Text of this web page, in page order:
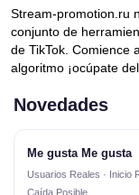
Stream-promotion.ru
conjunto de
de TikTok. Comience
algoritmo ¡ocúpate
Novedades
Me gusta Me gusta
Usuarios Reales · Inicio
Caída Posible